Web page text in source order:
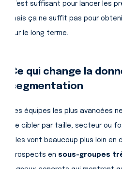
C’est suffisant pour lancer les
mais ça ne suffit pas pour
sur le long terme.
Ce qui change la
segmentation
Les équipes les plus avancées
de cibler par taille, secteur ou
Elles vont beaucoup plus loin en
prospects en sous-groupes